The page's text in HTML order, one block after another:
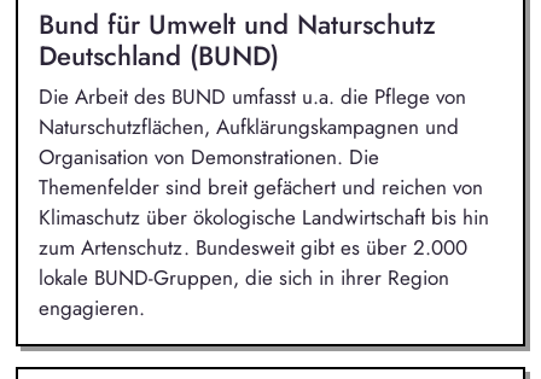
Bund für Umwelt und Naturschutz
Deutschland (BUND)
Die Arbeit des BUND umfasst u.a. die Pflege von
Naturschutzflächen, Aufklärungskampagnen und
Organisation von Demonstrationen. Die
Themenfelder sind breit gefächert und reichen von
Klimaschutz über ökologische Landwirtschaft bis hin
zum Artenschutz. Bundesweit gibt es über 2.000
lokale BUND-Gruppen, die sich in ihrer Region
engagieren.